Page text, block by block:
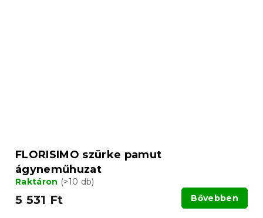
FLORISIMO szürke pamut
ágyneműhuzat
Raktáron (>10 db)
5 531 Ft Bővebben